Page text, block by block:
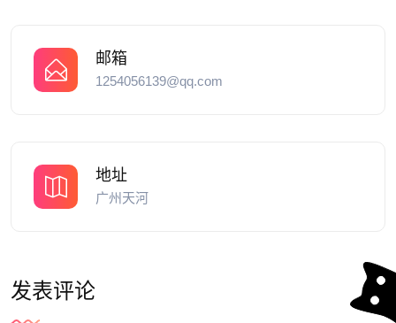
邮箱
1254056139@qq.com
地址
广州天河
发表评论